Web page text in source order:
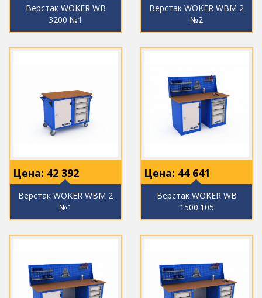
Верстак WOKER WB
3200 №1
Верстак WOKER WBM 2
№2
Цена: 42 392
Верстак WOKER WBM 2
№1
Цена: 44 641
Верстак WOKER WB
1500.105